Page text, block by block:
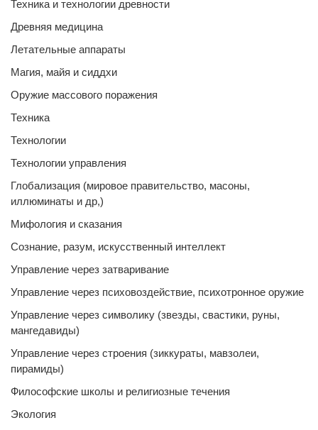
Техника и технологии древности
Древняя медицина
Летательные аппараты
Магия, майя и сиддхи
Оружие массового поражения
Техника
Технологии
Технологии управления
Глобализация (мировое правительство, масоны,
иллюминаты и др,)
Мифология и сказания
Сознание, разум, искусственный интеллект
Управление через затваривание
Управление через психовоздействие, психотронное оружие
Управление через символику (звезды, свастики, руны,
мангедавиды)
Управление через строения (зиккураты, мавзолеи,
пирамиды)
Философские школы и религиозные течения
Экология